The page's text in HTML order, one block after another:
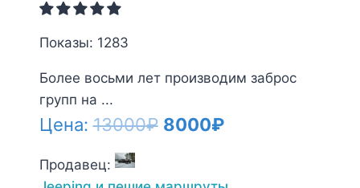
Показы: 1283
Более восьми лет производим заброс
групп на ...
Цена:13000₽ Первоначальная
составляла
8000₽Текущая
8000₽.
Продавец: